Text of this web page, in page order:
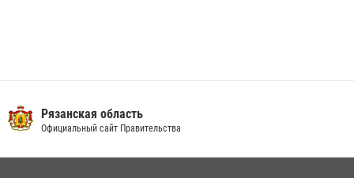
Рязанская область
Официальный сайт Правительства